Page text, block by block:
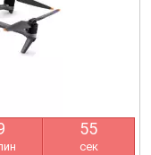
55
сек